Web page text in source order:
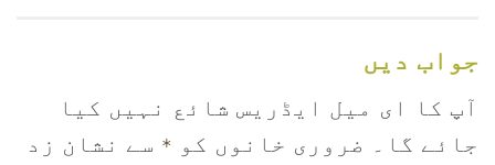
جواب دیں
آپ کا ای میل ایڈریس شائع نہیں کیا
جائے گا۔ ضروری خانوں کو * سے نشان زد